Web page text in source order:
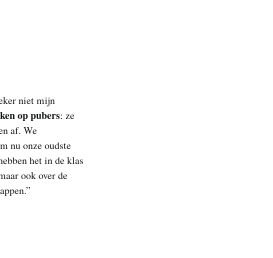
niet mijn
op pubers: ze
af. We
nu onze oudste
het in de klas
ook over de